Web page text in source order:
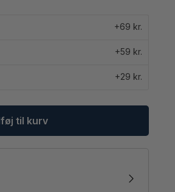
+69 kr.
+59 kr.
+29 kr.
til kurv